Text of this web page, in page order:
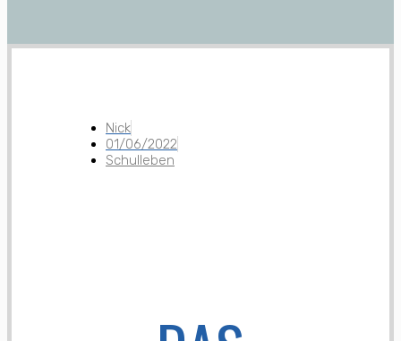
Nick
01/06/2022
Schulleben